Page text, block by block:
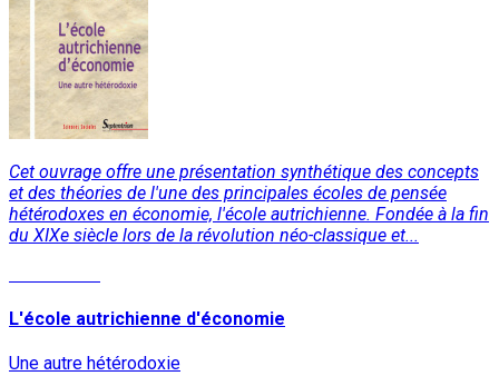
Cet ouvrage offre une présentation synthétique des concepts
et des théories de l'une des principales écoles de pensée
hétérodoxes en économie, l'école autrichienne. Fondée à la fin
du XIXe siècle lors de la révolution néo-classique et...
L'école autrichienne d'économie
Une autre hétérodoxie